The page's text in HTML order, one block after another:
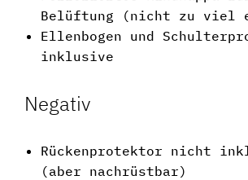
Belüftung (nicht zu viel
Ellenbogen und
inklusive
Negativ
Rückenprotektor nicht
(aber nachrüstbar)